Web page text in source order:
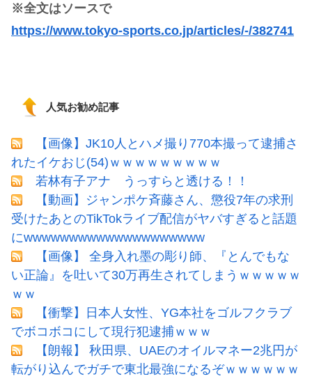
※全文はソースで
https://www.tokyo-sports.co.jp/articles/-/382741
人気お勧め記事
【画像】JK10人とハメ撮り770本撮って逮捕さ
れたイケおじ(54)ｗｗｗｗｗｗｗｗｗ
若林有子アナ うっすらと透ける！！
【動画】ジャンポケ斉藤さん、懲役7年の求刑
受けたあとのTikTokライブ配信がヤバすぎると話題
にwwwwwwwwwwwwwwwwwwww
【画像】 全身入れ墨の彫り師、『とんでもな
い正論』を吐いて30万再生されてしまうｗｗｗｗｗ
ｗｗ
【衝撃】日本人女性、YG本社をゴルフクラブ
でボコボコにして現行犯逮捕ｗｗｗ
【朗報】 秋田県、UAEのオイルマネー2兆円が
転がり込んでガチで東北最強になるぞｗｗｗｗｗｗ